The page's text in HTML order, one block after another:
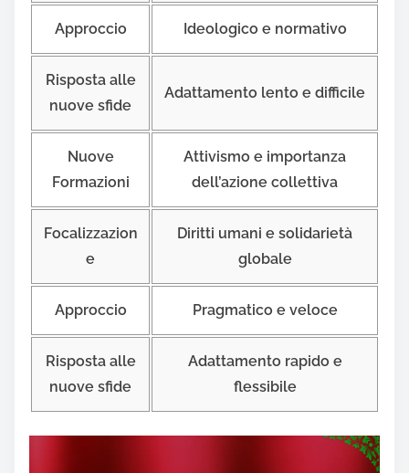
Approccio Ideologico e normativo
Risposta alle
nuove sfide
Adattamento lento e difficile
Nuove
Formazioni
Attivismo e importanza
dell’azione collettiva
Focalizzazion
e
Diritti umani e solidarietà
globale
Approccio Pragmatico e veloce
Risposta alle
nuove sfide
Adattamento rapido e
flessibile